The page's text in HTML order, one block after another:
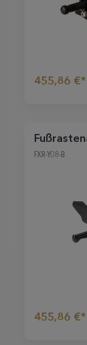
455,86 €*
FXR-Y08-B
455,86 €*